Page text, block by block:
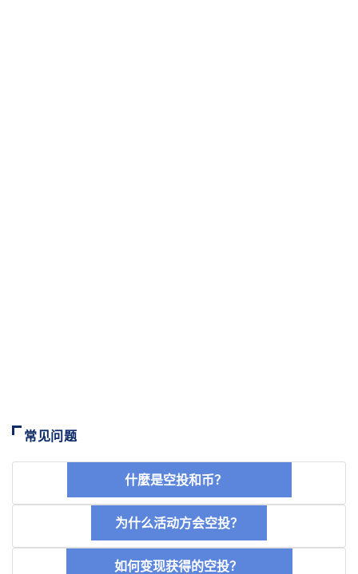
常见问题
什麼是空投和币？
为什么活动方会空投？
如何变现获得的空投？